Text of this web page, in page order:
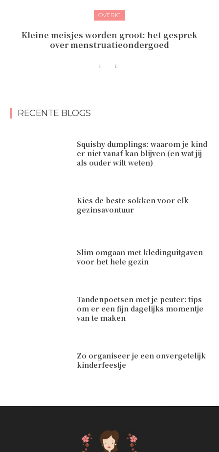
OVERIG
Kleine meisjes worden groot: het gesprek
over menstruatieondergoed
RECENTE BLOGS
Squishy dumplings: waarom je kind
er niet vanaf kan blijven (en wat jij
als ouder wilt weten)
Kies de beste sokken voor elk
gezinsavontuur
Slim omgaan met kledinguitgaven
voor het hele gezin
Tandenpoetsen met je peuter: tips
om er een fijn dagelijks momentje
van te maken
Zo organiseer je een onvergetelijk
kinderfeestje